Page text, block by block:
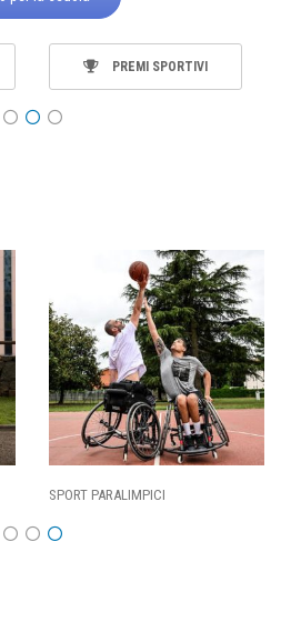
PREMI SPORTIVI
SPORT PARALIMPICI